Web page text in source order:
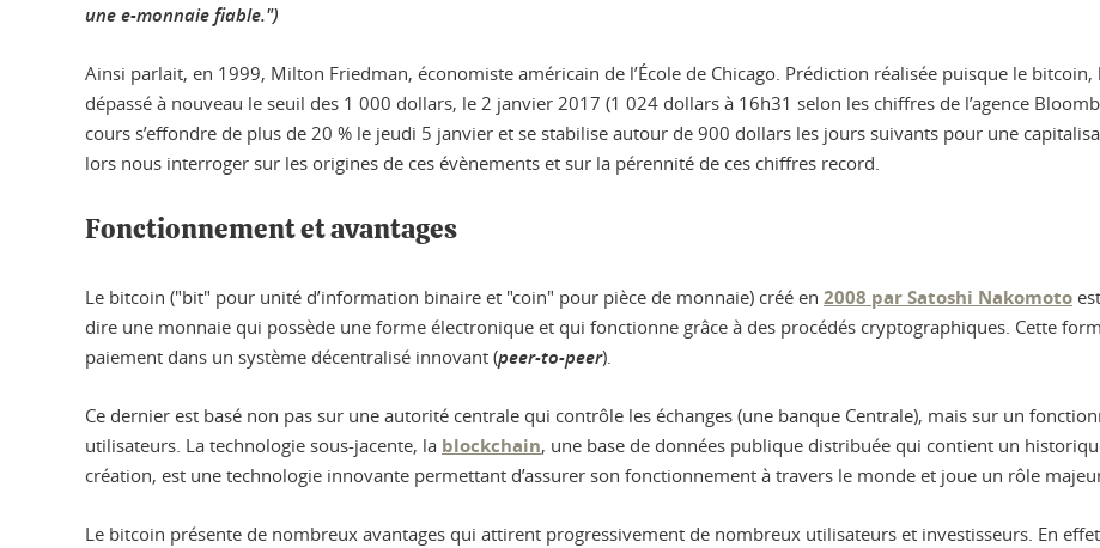
une e-monnaie fiable.")
Ainsi parlait, en 1999, Milton Friedman, économiste américain de l’École de Chicago. Prédiction réalisée puisque le
dépassé à nouveau le seuil des 1 000 dollars, le 2 janvier 2017 (1 024 dollars à 16h31 selon les chiffres de l’agence
cours s’effondre de plus de 20 % le jeudi 5 janvier et se stabilise autour de 900 dollars les jours suivants pour une
lors nous interroger sur les origines de ces évènements et sur la pérennité de ces chiffres record.
Fonctionnement et avantages
Le bitcoin ("bit" pour unité d’information binaire et "coin" pour pièce de monnaie) créé en 2008 par Satoshi Nakomoto
dire une monnaie qui possède une forme électronique et qui fonctionne grâce à des procédés cryptographiques. Cette
paiement dans un système décentralisé innovant (peer-to-peer).
Ce dernier est basé non pas sur une autorité centrale qui contrôle les échanges (une banque Centrale), mais sur un
utilisateurs. La technologie sous-jacente, la blockchain, une base de données publique distribuée qui contient un
création, est une technologie innovante permettant d’assurer son fonctionnement à travers le monde et joue un rôle
Le bitcoin présente de nombreux avantages qui attirent progressivement de nombreux utilisateurs et investisseurs. En